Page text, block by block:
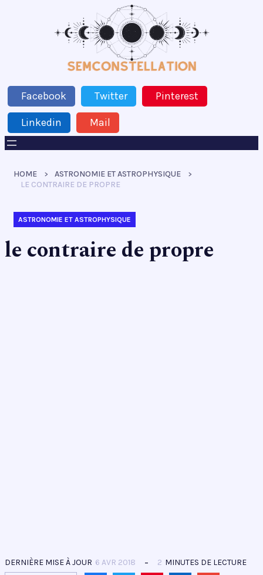
Facebook Twitter Pinterest
Linkedin Mail
HOME
ASTRONOMIE ET ASTROPHYSIQUE
LE CONTRAIRE DE PROPRE
ASTRONOMIE ET ASTROPHYSIQUE
le contraire de propre
DERNIÈRE MISE À JOUR 6 AVR 2018 2 MINUTES DE LECTURE